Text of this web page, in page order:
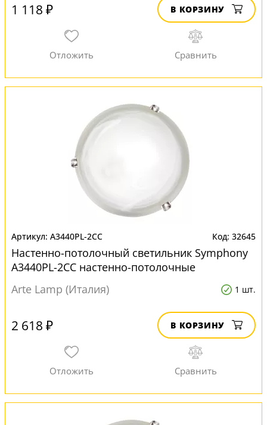
1 118 ₽ В КОРЗИНУ
A3440PL-2CC 32645
Настенно-потолочный светильник Symphony
A3440PL-2CC настенно-потолочные
Arte Lamp (Италия)
1 шт.
2 618 ₽ В КОРЗИНУ